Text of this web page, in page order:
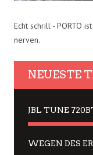
Echt schrill - PORTO
nerven.
NEUESTE